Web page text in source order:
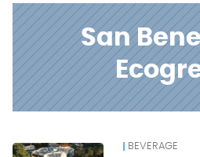
San
News BEVERAGE